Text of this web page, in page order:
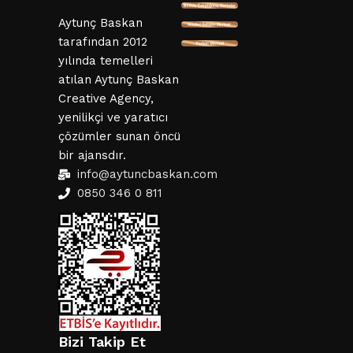
Aytunç Baskan
tarafından 2012
yılında temelleri
atılan Aytunç Baskan
Creative Agency,
yenilikçi ve yaratıcı
çözümler sunan öncü
bir ajansdır.
info@aytuncbaskan.com
0850 346 0 811
Bizi Takip Et